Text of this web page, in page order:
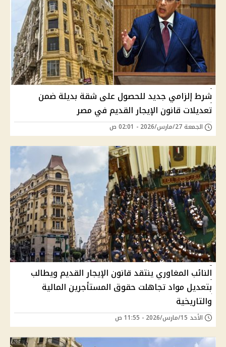
شرط إلزامي جديد للحصول على شقة بديلة ضمن
تعديلات قانون الإيجار القديم في مصر
الجمعة 27/مارس/2026 - 02:01 ص
النائب المغاوري ينتقد قانون الإيجار القديم ويطالب
بتعديل مواد تجاهلت حقوق المستأجرين المالية
والتاريخية
الأحد 15/مارس/2026 - 11:55 ص